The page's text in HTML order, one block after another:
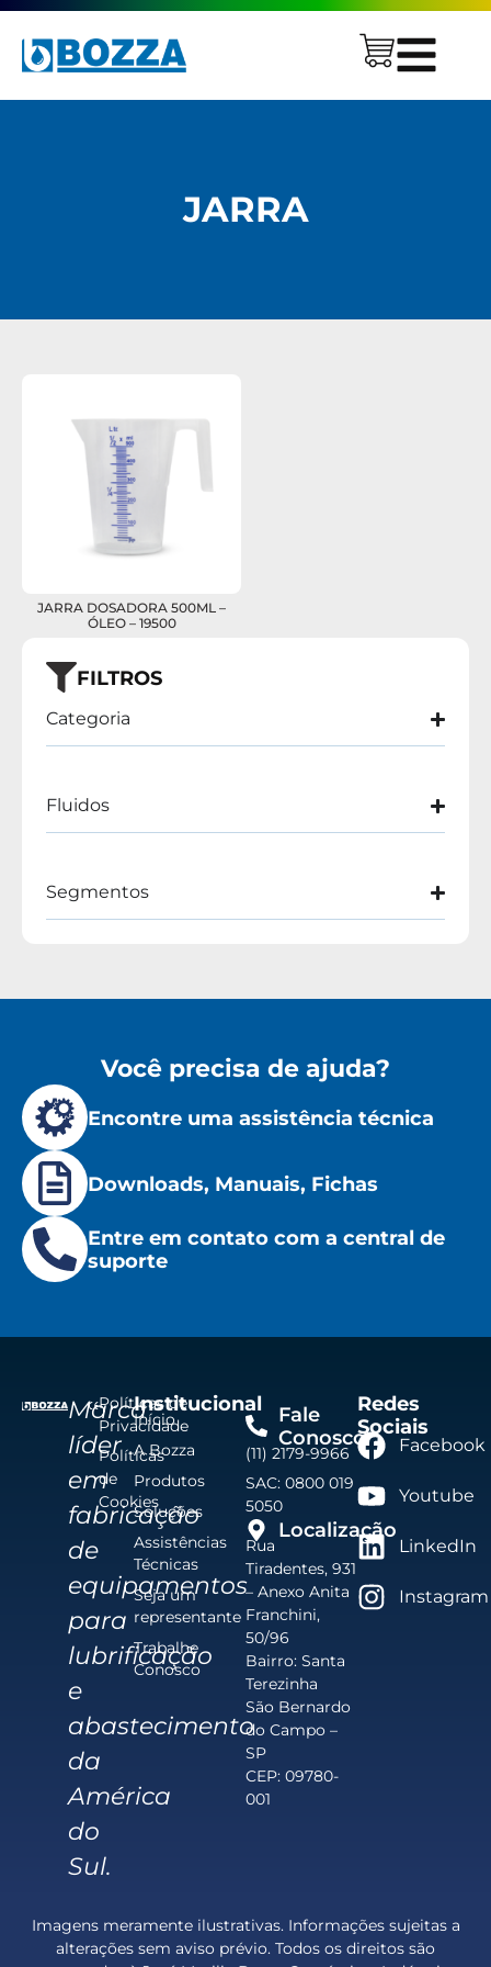
JARRA
FILTROS
Categoria
Fluidos
Segmentos
JARRA DOSADORA 500ML –
ÓLEO – 19500
Você precisa de ajuda?
Encontre uma assistência técnica
Downloads, Manuais, Fichas
Entre em contato com a central de
suporte
Marca
líder
em
fabricação
de
equipamentos
para
lubrificação
e
abastecimento
da
América
do
Sul.
Políticas de
Privacidade
Políticas
de
Cookies
Institucional
Início
A Bozza
Produtos
Soluções
Assistências
Técnicas
Seja um
representante
Trabalhe
Conosco
Localização
Rua
Tiradentes, 931
– Anexo Anita
Franchini,
50/96
Bairro: Santa
Terezinha
São Bernardo
do Campo –
SP
CEP: 09780-
001
Fale
Conosco
(11) 2179-9966
SAC: 0800 019
5050
Redes
Sociais
Facebook
Youtube
LinkedIn
Instagram
Imagens meramente ilustrativas. Informações sujeitas a
alterações sem aviso prévio. Todos os direitos são